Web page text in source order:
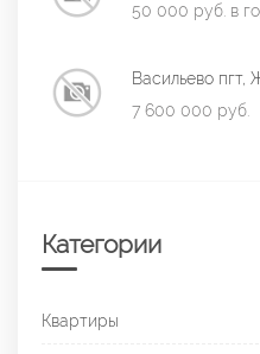
50 000 руб. в
Васильево пгт,
7 600 000 руб.
Категории
Квартиры